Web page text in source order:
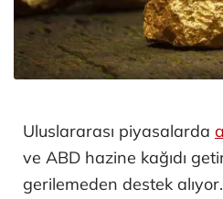
Uluslararası piyasalarda
ve ABD hazine kağıdı
gerilemeden destek